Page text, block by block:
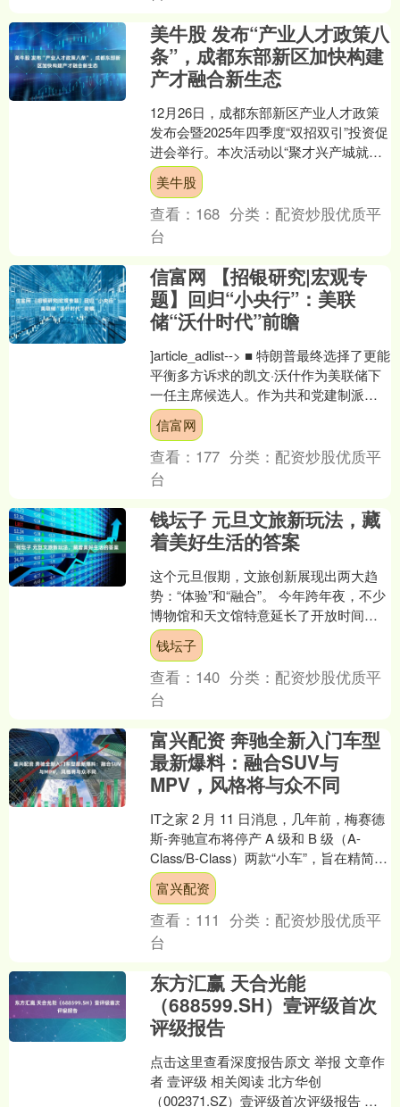
美牛股 发布“产业人才政策八
条”，成都东部新区加快构建
产才融合新生态
12月26日，成都东部新区产业人才政策
发布会暨2025年四季度“双招双引”投资促
进会举行。本次活动以“聚才兴产城就未
来”为主题，重磅发布“产业人才政策八
条”，启....
美牛股
查看： 168 分类： 配资炒股优质平
台
信富网 【招银研究|宏观专
题】回归“小央行”：美联
储“沃什时代”前瞻
]article_adlist--> ■ 特朗普最终选择了更能
平衡多方诉求的凯文·沃什作为美联储下
一任主席候选人。作为共和党建制派精
英，沃什拥有光鲜而丰富的履历....
信富网
查看： 177 分类： 配资炒股优质平
台
钱坛子 元旦文旅新玩法，藏
着美好生活的答案
这个元旦假期，文旅创新展现出两大趋
势：“体验”和“融合”。 今年跨年夜，不少
博物馆和天文馆特意延长了开放时间。
在具有历史厚重感的博物馆里迎接新
年，或是在天文馆仰....
钱坛子
查看： 140 分类： 配资炒股优质平
台
富兴配资 奔驰全新入门车型
最新爆料：融合SUV与
MPV，风格将与众不同
IT之家 2 月 11 日消息，几年前，梅赛德
斯-奔驰宣布将停产 A 级和 B 级（A-
Class/B-Class）两款“小车”，旨在精简紧
凑型产品阵容，把资源....
富兴配资
查看： 111 分类： 配资炒股优质平
台
东方汇赢 天合光能
（688599.SH）壹评级首次
评级报告
点击这里查看深度报告原文 举报 文章作
者 壹评级 相关阅读 北方华创
（002371.SZ）壹评级首次评级报告 第